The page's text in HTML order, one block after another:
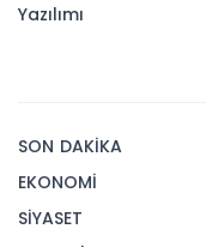
Yazılımı
SON DAKİKA
EKONOMİ
SİYASET